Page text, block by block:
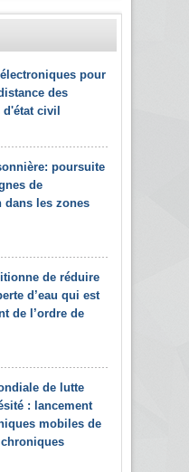
pour
des
civil
poursuite
de
dans les zones
de réduire
d’eau qui est
de l’ordre de
de lutte
: lancement
mobiles de